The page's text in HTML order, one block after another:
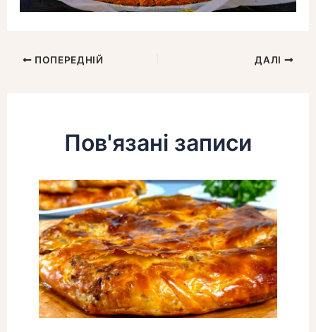
ПОПЕРЕДНІЙ ДАЛІ
Пов'язані записи